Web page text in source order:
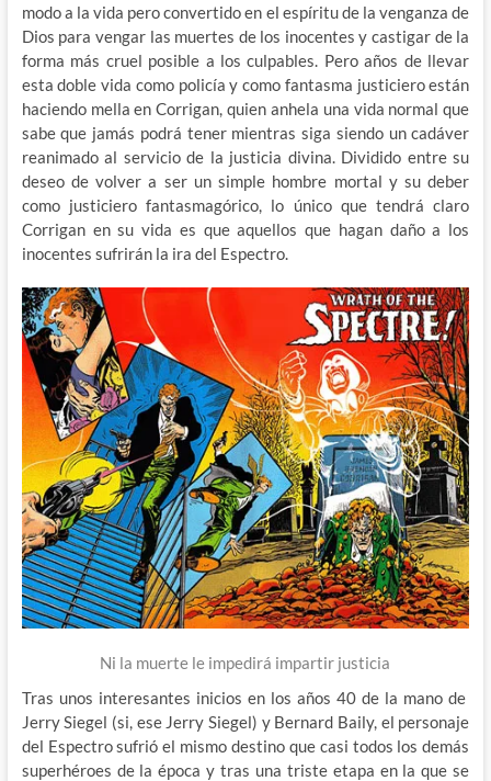
modo a la vida pero convertido en el espíritu de la venganza de
Dios para vengar las muertes de los inocentes y castigar de la
forma más cruel posible a los culpables. Pero años de llevar
esta doble vida como policía y como fantasma justiciero están
haciendo mella en Corrigan, quien anhela una vida normal que
sabe que jamás podrá tener mientras siga siendo un cadáver
reanimado al servicio de la justicia divina. Dividido entre su
deseo de volver a ser un simple hombre mortal y su deber
como justiciero fantasmagórico, lo único que tendrá claro
Corrigan en su vida es que aquellos que hagan daño a los
inocentes sufrirán la ira del Espectro.
Ni la muerte le impedirá impartir justicia
Tras unos interesantes inicios en los años 40 de la mano de
Jerry Siegel (si, ese Jerry Siegel) y Bernard Baily, el personaje
del Espectro sufrió el mismo destino que casi todos los demás
superhéroes de la época y tras una triste etapa en la que se